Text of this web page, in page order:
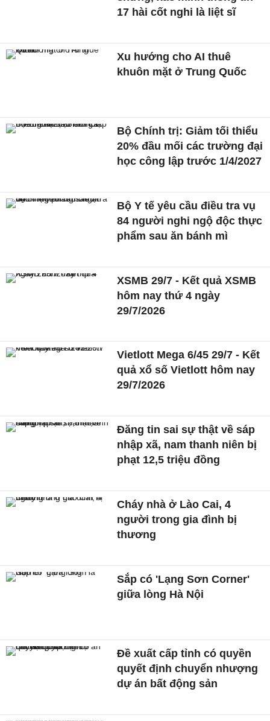
17 hài cốt nghi là liệt sĩ
Xu hướng cho AI thuê
khuôn mặt ở Trung Quốc
Bộ Chính trị: Giảm tối thiểu
20% đầu mối các trường đại
học công lập trước 1/4/2027
Bộ Y tế yêu cầu điều tra vụ
84 người nghi ngộ độc thực
phẩm sau ăn bánh mì
XSMB 29/7 - Kết quả XSMB
hôm nay thứ 4 ngày
29/7/2026
Vietlott Mega 6/45 29/7 - Kết
quả xổ số Vietlott hôm nay
29/7/2026
Đăng tin sai sự thật về sáp
nhập xã, nam thanh niên bị
phạt 12,5 triệu đồng
Cháy nhà ở Lào Cai, 4
người trong gia đình bị
thương
Sắp có 'Lạng Sơn Corner'
giữa lòng Hà Nội
Đề xuất cấp tỉnh có quyền
quyết định chuyển nhượng
dự án bất động sản